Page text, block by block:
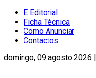
E Editorial
Ficha Técnica
Como Anunciar
Contactos
domingo, 09 agosto 2026 |